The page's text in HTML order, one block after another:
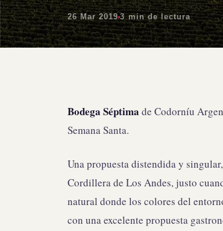
26 Mar 2019 3 min de lectura
Bodega Séptima de Codorníu
Semana Santa.
Una propuesta distendida y
Cordillera de Los Andes, justo
natural donde los colores del
con una excelente propuesta